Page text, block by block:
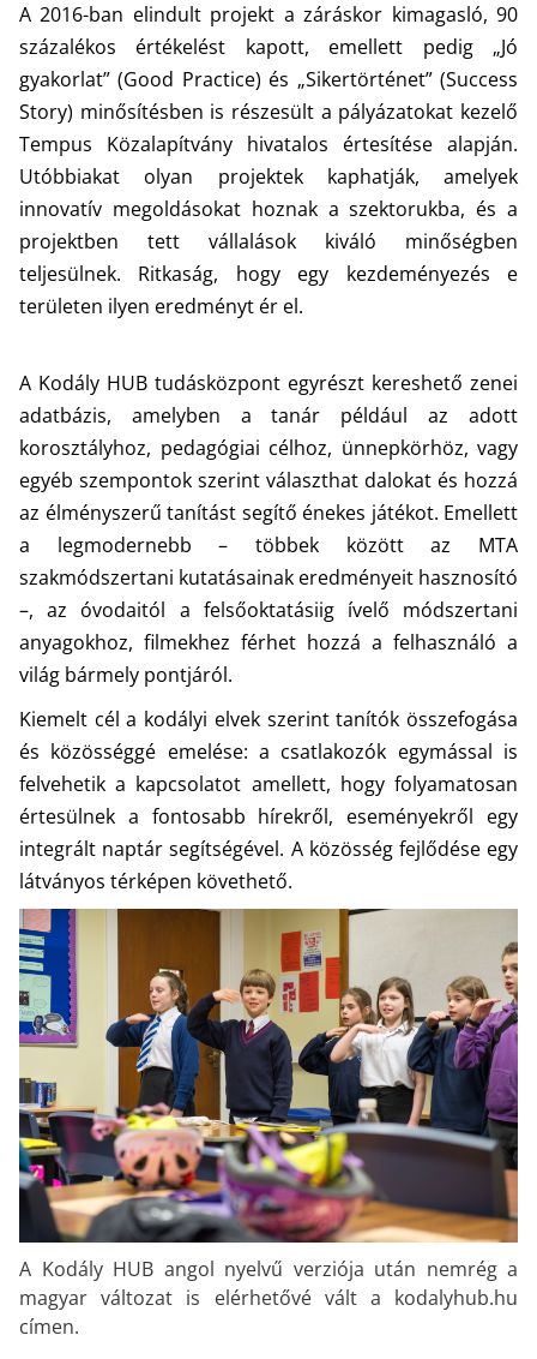
A 2016-ban elindult projekt a záráskor kimagasló, 90
százalékos értékelést kapott, emellett pedig „Jó
gyakorlat” (Good Practice) és „Sikertörténet” (Success
Story) minősítésben is részesült a pályázatokat kezelő
Tempus Közalapítvány hivatalos értesítése alapján.
Utóbbiakat olyan projektek kaphatják, amelyek
innovatív megoldásokat hoznak a szektorukba, és a
projektben tett vállalások kiváló minőségben
teljesülnek. Ritkaság, hogy egy kezdeményezés e
területen ilyen eredményt ér el.
A Kodály HUB tudásközpont egyrészt kereshető zenei
adatbázis, amelyben a tanár például az adott
korosztályhoz, pedagógiai célhoz, ünnepkörhöz, vagy
egyéb szempontok szerint választhat dalokat és hozzá
az élményszerű tanítást segítő énekes játékot. Emellett
a legmodernebb – többek között az MTA
szakmódszertani kutatásainak eredményeit hasznosító
–, az óvodaitól a felsőoktatásiig ívelő módszertani
anyagokhoz, filmekhez férhet hozzá a felhasználó a
világ bármely pontjáról.
Kiemelt cél a kodályi elvek szerint tanítók összefogása
és közösséggé emelése: a csatlakozók egymással is
felvehetik a kapcsolatot amellett, hogy folyamatosan
értesülnek a fontosabb hírekről, eseményekről egy
integrált naptár segítségével. A közösség fejlődése egy
látványos térképen követhető.
A Kodály HUB angol nyelvű verziója után nemrég a
magyar változat is elérhetővé vált a kodalyhub.hu
címen.